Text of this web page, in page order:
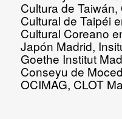
Cultura de
Cultural de Taipéi
Cultural Coreano
Japón Madrid,
Goethe Institut
Conseyu de
OCIMAG, CLOT